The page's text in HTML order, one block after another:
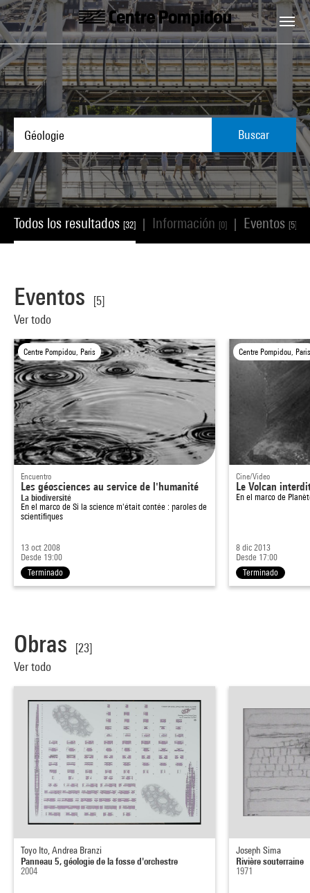
Skip to main content
Centre Pompidou
Buscar
Todos los resultados [32] Información [0] Eventos [5]
Eventos
[5]
Ver todo
Centre Pompidou, Paris
Encuentro
Les géosciences au service de l'humanité
La biodiversité
En el marco de Si la science m'était contée : paroles de
scientifiques
13 oct 2008
Desde 19:00
Terminado
Centre Pompidou,
Cine/Video
Le Volcan
En el marco de
8 dic 2013
Desde 17:00
Terminado
Obras
[23]
Ver todo
Toyo Ito, Andrea Branzi
Panneau 5, géologie de la fosse d'orchestre
2004
Joseph Sima
Rivière souterraine
1971